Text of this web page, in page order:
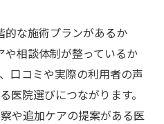
な施術プランがあるか
や相談体制が整っているか
口コミや実際の利用者の声
医院選びにつながります。
や追加ケアの提案がある医